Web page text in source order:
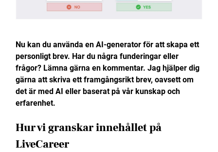
Nu kan du använda en AI-generator för att skapa ett
personligt brev. Har du några funderingar eller
frågor? Lämna gärna en kommentar. Jag hjälper dig
gärna att skriva ett framgångsrikt brev, oavsett om
det är med AI eller baserat på vår kunskap och
erfarenhet.
Hur vi granskar innehållet på
LiveCareer